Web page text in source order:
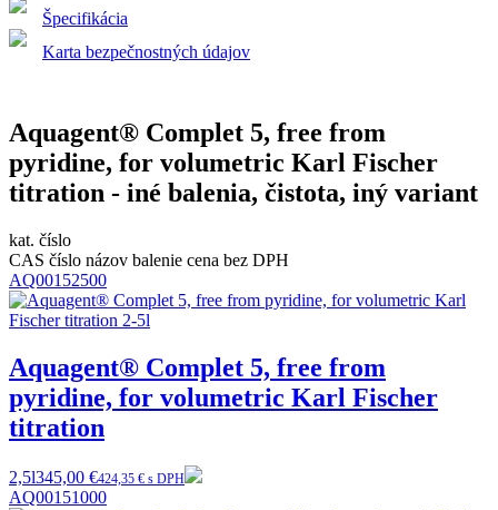
Špecifikácia
Karta bezpečnostných údajov
Aquagent® Complet 5, free from
pyridine, for volumetric Karl Fischer
titration - iné balenia, čistota, iný variant
kat. číslo
CAS číslo názov balenie cena bez DPH
AQ00152500
Aquagent® Complet 5, free from
pyridine, for volumetric Karl Fischer
titration
2,5l345,00 €424,35 € s DPH
AQ00151000